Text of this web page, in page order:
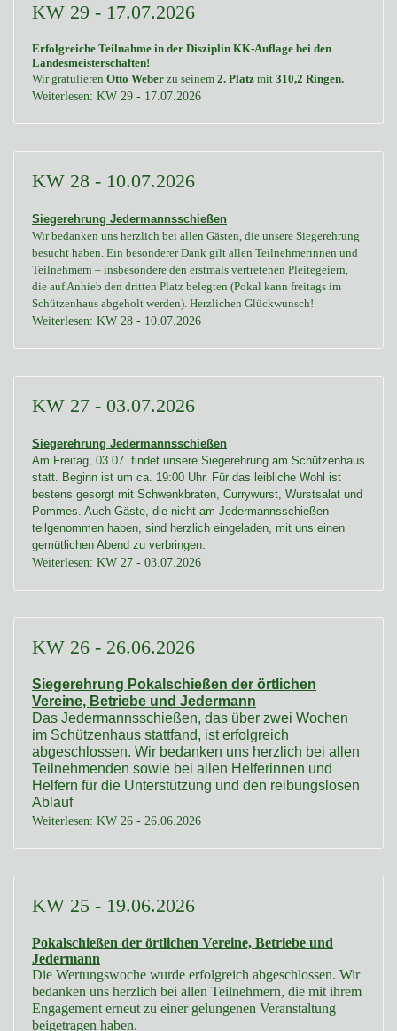
KW 29 - 17.07.2026
Erfolgreiche Teilnahme in der Disziplin KK-Auflage bei den
Landesmeisterschaften!
Wir gratulieren Otto Weber zu seinem 2. Platz mit 310,2 Ringen.
Weiterlesen: KW 29 - 17.07.2026
KW 28 - 10.07.2026
Siegerehrung Jedermannsschießen
Wir bedanken uns herzlich bei allen Gästen, die unsere Siegerehrung
besucht haben. Ein besonderer Dank gilt allen Teilnehmerinnen und
Teilnehmern – insbesondere den erstmals vertretenen Pleitegeiern,
die auf Anhieb den dritten Platz belegten (Pokal kann freitags im
Schützenhaus abgeholt werden). Herzlichen Glückwunsch!
Weiterlesen: KW 28 - 10.07.2026
KW 27 - 03.07.2026
Siegerehrung Jedermannsschießen
Am Freitag, 03.07. findet unsere Siegerehrung am Schützenhaus
statt. Beginn ist um ca. 19:00 Uhr. Für das leibliche Wohl ist
bestens gesorgt mit Schwenkbraten, Currywurst, Wurstsalat und
Pommes. Auch Gäste, die nicht am Jedermannsschießen
teilgenommen haben, sind herzlich eingeladen, mit uns einen
gemütlichen Abend zu verbringen.
Weiterlesen: KW 27 - 03.07.2026
KW 26 - 26.06.2026
Siegerehrung Pokalschießen der örtlichen
Vereine, Betriebe und Jedermann
Das Jedermannsschießen, das über zwei Wochen
im Schützenhaus stattfand, isterfolgreich
abgeschlossen. Wir bedanken uns herzlich bei allen
Teilnehmenden sowie bei allen Helferinnen und
Helfern für die Unterstützung und den reibungslosen
Ablauf
Weiterlesen: KW 26 - 26.06.2026
KW 25 - 19.06.2026
Pokalschießen der örtlichen Vereine, Betriebe und
Jedermann
Die Wertungswoche wurde erfolgreich abgeschlossen. Wir
bedanken uns herzlich bei allen Teilnehmern, die mit ihrem
Engagement erneut zu einer gelungenen Veranstaltung
beigetragen haben.